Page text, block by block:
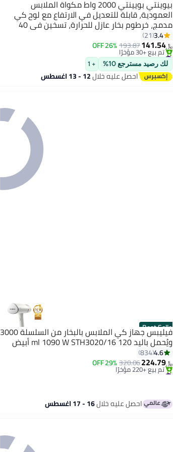
بيوينتي بويينتي 2000 واط مكواة الملابس
العمودية، قابلة للتعديل في الارتفاع مع لوح كي
مدمج، خرطوم بخار عازل للحرارة، تسخين في 40
ثانية، فوهة من الفولاذ المقاوم للصدأ، مكواة
كهربائية عمودية قابلة للتعليق
3.4
21
﷼‏141.54
193.87
26% OFF
#24 في كاويات بخار للملابس
أقل سعر في 30 يوم
تم بيع +30 مؤخرًا
#24 في كاويات بخار للملابس
لك رصيد مسترجع 10% + 1
احصل عليه خلال12 - 13 اغسطس
Best Seller فيليبس جهاز كي الملابس بالبخار من السلسلة 3000
ويُحمل باليد 120 ml 1090 W STH3020/16 أبيض
4.6
834
﷼‏224.79
320.06
29% OFF
#2 في كاويات بخار للملابس
باقي 9 وحدات في المخزون
تم بيع +220 مؤخرًا
#2 في كاويات بخار للملابس
احصل عليه خلال16 - 17 اغسطس